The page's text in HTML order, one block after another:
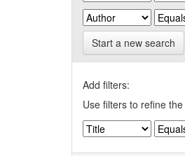
Start a new search
Add filters:
Use filters to refine